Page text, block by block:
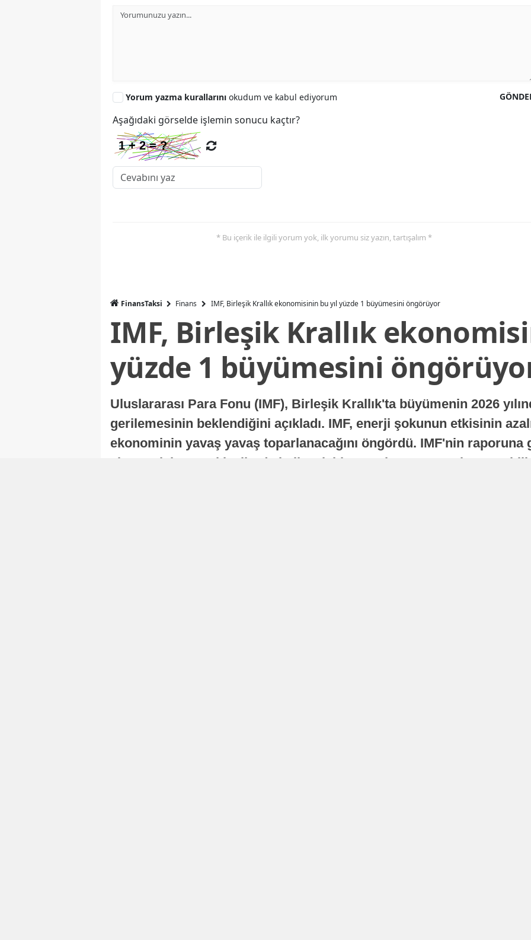
Yorum yazma kurallarını okudum ve kabul ediyorum
Aşağıdaki görselde işlemin sonucu kaçtır?
* Bu içerik ile ilgili yorum yok, ilk yorumu siz yazın, tartışalım *
FinansTaksi Finans IMF, Birleşik Krallık ekonomisinin bu yıl yüzde 1 büyümesini öngörüyor
IMF, Birleşik Krallık
yüzde 1 büyümesini
Uluslararası Para Fonu (IMF), Birleşik Krallık'ta büyümenin 2026
gerilemesinin beklendiğini açıkladı. IMF, enerji şokunun etkisinin
ekonominin yavaş yavaş toparlanacağını öngördü. IMF'nin raporuna
ekonomisi, sonraki yıllarda istikrarlı bir toparlanma süreci